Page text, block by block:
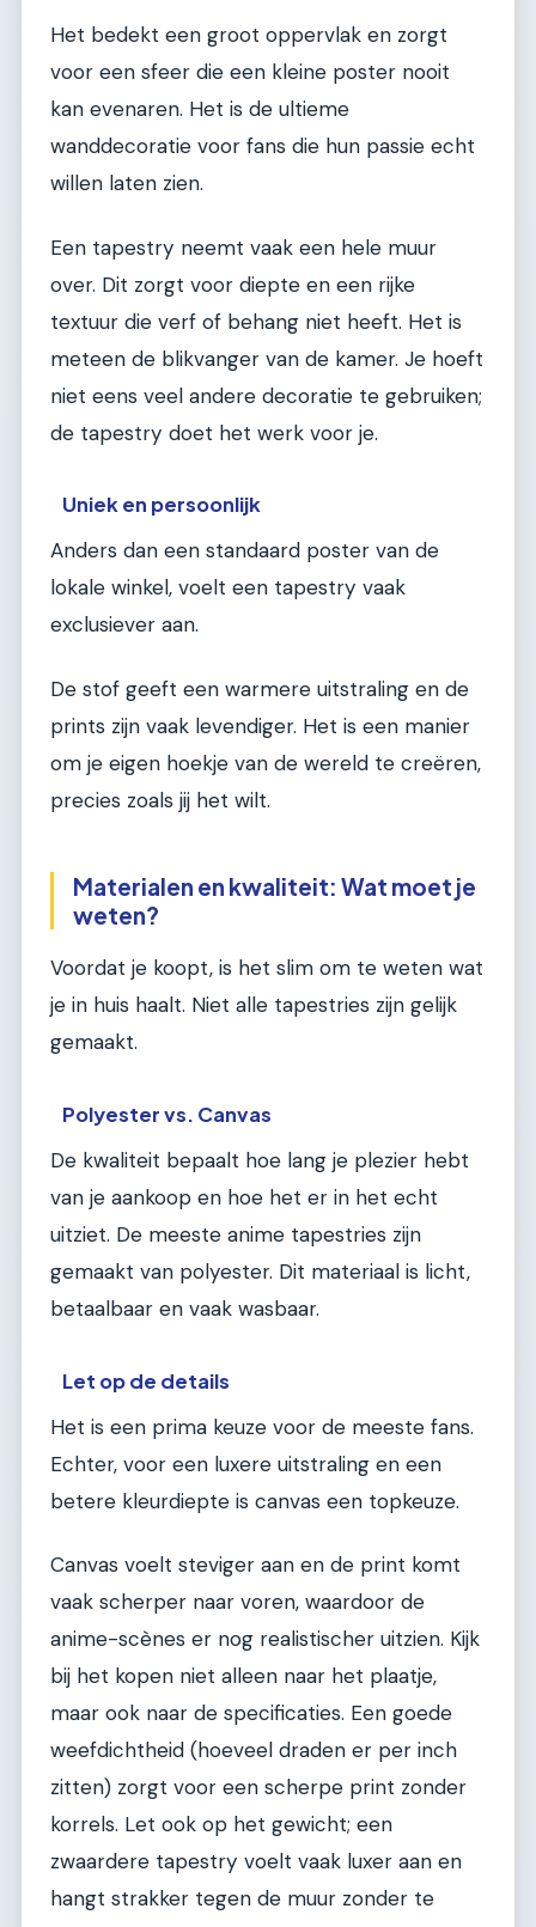
Het bedekt een groot oppervlak en zorgt
voor een sfeer die een kleine poster nooit
kan evenaren. Het is de ultieme
wanddecoratie voor fans die hun passie echt
willen laten zien.
Een tapestry neemt vaak een hele muur
over. Dit zorgt voor diepte en een rijke
textuur die verf of behang niet heeft. Het is
meteen de blikvanger van de kamer. Je hoeft
niet eens veel andere decoratie te gebruiken;
de tapestry doet het werk voor je.
Uniek en persoonlijk
Anders dan een standaard poster van de
lokale winkel, voelt een tapestry vaak
exclusiever aan.
De stof geeft een warmere uitstraling en de
prints zijn vaak levendiger. Het is een manier
om je eigen hoekje van de wereld te creëren,
precies zoals jij het wilt.
Materialen en kwaliteit: Wat moet je
weten?
Voordat je koopt, is het slim om te weten wat
je in huis haalt. Niet alle tapestries zijn gelijk
gemaakt.
Polyester vs. Canvas
De kwaliteit bepaalt hoe lang je plezier hebt
van je aankoop en hoe het er in het echt
uitziet. De meeste anime tapestries zijn
gemaakt van polyester. Dit materiaal is licht,
betaalbaar en vaak wasbaar.
Let op de details
Het is een prima keuze voor de meeste fans.
Echter, voor een luxere uitstraling en een
betere kleurdiepte is canvas een topkeuze.
Canvas voelt steviger aan en de print komt
vaak scherper naar voren, waardoor de
anime-scènes er nog realistischer uitzien. Kijk
bij het kopen niet alleen naar het plaatje,
maar ook naar de specificaties. Een goede
weefdichtheid (hoeveel draden er per inch
zitten) zorgt voor een scherpe print zonder
korrels. Let ook op het gewicht; een
zwaardere tapestry voelt vaak luxer aan en
hangt strakker tegen de muur zonder te